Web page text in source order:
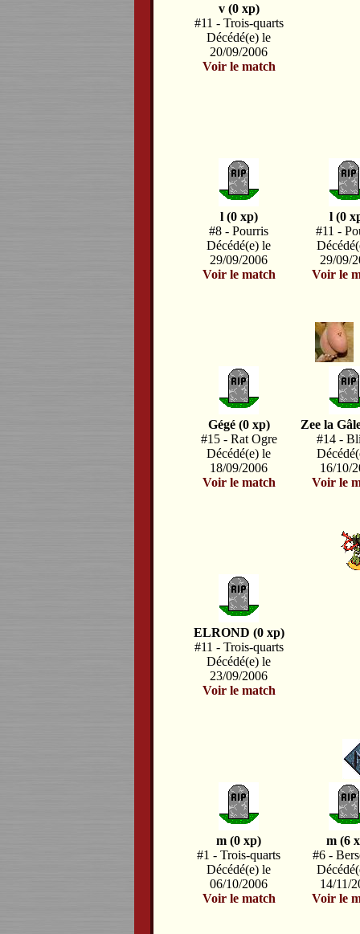
v (0 xp)
#11 - Trois-quarts
Décédé(e) le
20/09/2006
Voir le match
l (0 xp)
#8 - Pourris
Décédé(e) le
29/09/2006
Voir le match
l (0
#11 -
29/09/
Voir le
Gégé (0 xp)
#15 - Rat Ogre
Décédé(e) le
18/09/2006
Voir le match
Zee la
#14 -
16/10/
Voir le
ELROND (0 xp)
#11 - Trois-quarts
Décédé(e) le
23/09/2006
Voir le match
m (0 xp)
#1 - Trois-quarts
Décédé(e) le
06/10/2006
Voir le match
m (6
#6 -
14/11/
Voir le